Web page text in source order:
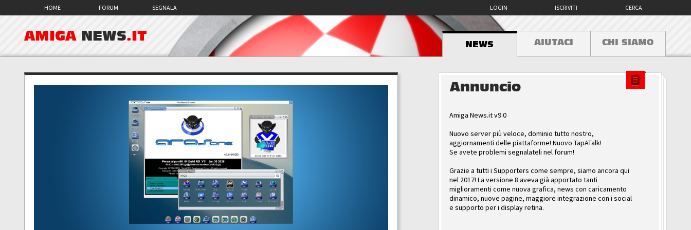
HOME FORUM SEGNALA CERCA
ISCRIVITI
LOGIN
AMIGA NEWS.IT
NEWS AIUTACI CHI SIAMO
Annuncio
Amiga News.it v9.0
Nuovo server più veloce, dominio tutto nostro,
aggiornamenti delle piattaforme! Nuovo TapATalk!
Se avete problemi segnalateli nel forum!
Grazie a tutti i Supporters come sempre, siamo ancora qui
nel 2017! La versione 8 aveva già apportato tanti
miglioramenti come nuova grafica, news con caricamento
dinamico, nuove pagine, maggiore integrazione con i social
e supporto per i display retina.